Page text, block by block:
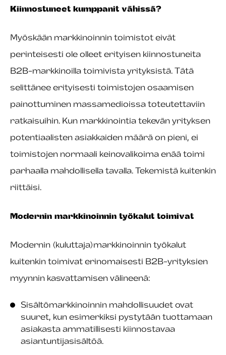
Kiinnostuneet kumppanit vähissä?
Myöskään markkinoinnin toimistot eivät
perinteisesti ole olleet erityisen kiinnostuneita
B2B-markkinoilla toimivista yrityksistä. Tätä
selittänee erityisesti toimistojen osaamisen
painottuminen massamedioissa toteutettaviin
ratkaisuihin. Kun markkinointia tekevän yrityksen
potentiaalisten asiakkaiden määrä on pieni, ei
toimistojen normaali keinovalikoima enää toimi
parhaalla mahdollisella tavalla. Tekemistä kuitenkin
riittäisi.
Modernin markkinoinnin työkalut toimivat
Modernin (kuluttaja)markkinoinnin työkalut
kuitenkin toimivat erinomaisesti B2B-yrityksien
myynnin kasvattamisen välineenä:
Sisältömarkkinoinnin mahdollisuudet ovat
suuret, kun esimerkiksi pystytään tuottamaan
asiakasta ammatillisesti kiinnostavaa
asiantuntijasisältöä.